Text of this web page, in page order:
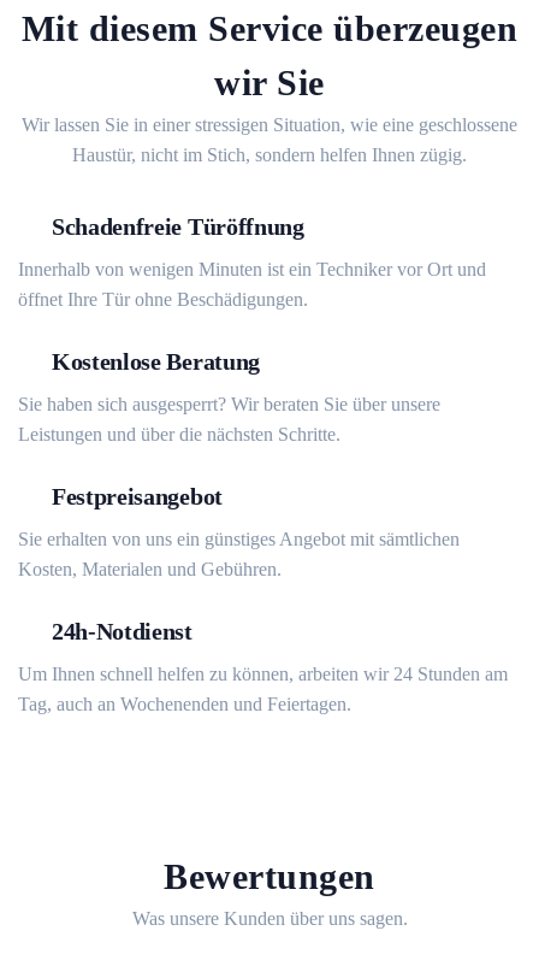
Mit diesem Service überzeugen
wir Sie
Wir lassen Sie in einer stressigen Situation, wie eine geschlossene
Haustür, nicht im Stich, sondern helfen Ihnen zügig.
Schadenfreie Türöffnung
Innerhalb von wenigen Minuten ist ein Techniker vor Ort und
öffnet Ihre Tür ohne Beschädigungen.
Kostenlose Beratung
Sie haben sich ausgesperrt? Wir beraten Sie über unsere
Leistungen und über die nächsten Schritte.
Festpreisangebot
Sie erhalten von uns ein günstiges Angebot mit sämtlichen
Kosten, Materialen und Gebühren.
24h-Notdienst
Um Ihnen schnell helfen zu können, arbeiten wir 24 Stunden am
Tag, auch an Wochenenden und Feiertagen.
Bewertungen
Was unsere Kunden über uns sagen.